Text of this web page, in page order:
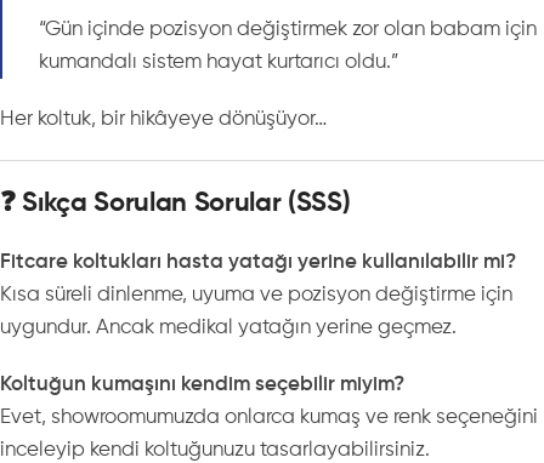
“Gün içinde pozisyon değiştirmek zor olan babam için
kumandalı sistem hayat kurtarıcı oldu.”
Her koltuk, bir hikâyeye dönüşüyor…
❓ Sıkça Sorulan Sorular (SSS)
Fitcare koltukları hasta yatağı yerine kullanılabilir mi?
Kısa süreli dinlenme, uyuma ve pozisyon değiştirme için
uygundur. Ancak medikal yatağın yerine geçmez.
Koltuğun kumaşını kendim seçebilir miyim?
Evet, showroomumuzda onlarca kumaş ve renk seçeneğini
inceleyip kendi koltuğunuzu tasarlayabilirsiniz.